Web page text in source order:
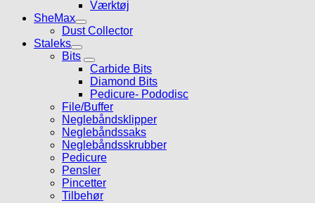
Værktøj
SheMax
Dust Collector
Staleks
Bits
Carbide Bits
Diamond Bits
Pedicure- Pododisc
File/Buffer
Neglebåndsklipper
Neglebåndssaks
Neglebåndsskrubber
Pedicure
Pensler
Pincetter
Tilbehør